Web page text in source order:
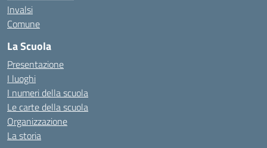
Invalsi
Comune
La Scuola
Presentazione
I luoghi
I numeri della scuola
Le carte della scuola
Organizzazione
La storia